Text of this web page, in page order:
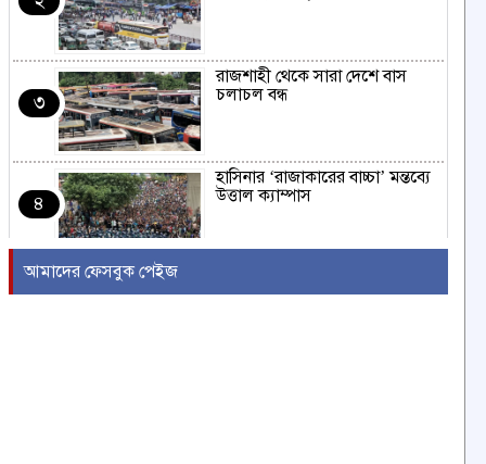
৩
রাজশাহী থেকে সারা দেশে বাস
চলাচল বন্ধ
৪
হাসিনার ‘রাজাকারের বাচ্চা’ মন্তব্যে
উত্তাল ক্যাম্পাস
আজ বৈঠকে বসছেন ট্রাম্প
আমাদের ফেসবুক পেইজ